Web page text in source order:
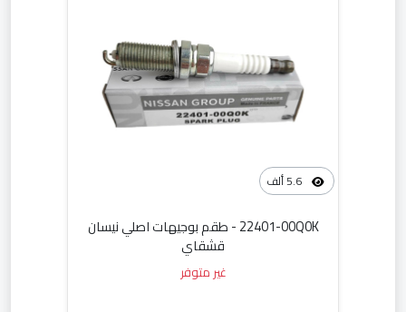
22401-00Q0K - طقم بوجيهات اصلي نيسان
قشقاي
غير متوفر